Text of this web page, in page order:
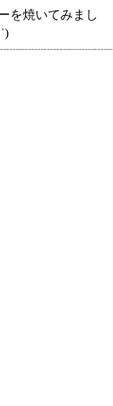
を焼いてみまし